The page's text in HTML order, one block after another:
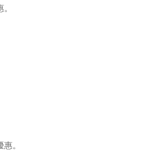
。